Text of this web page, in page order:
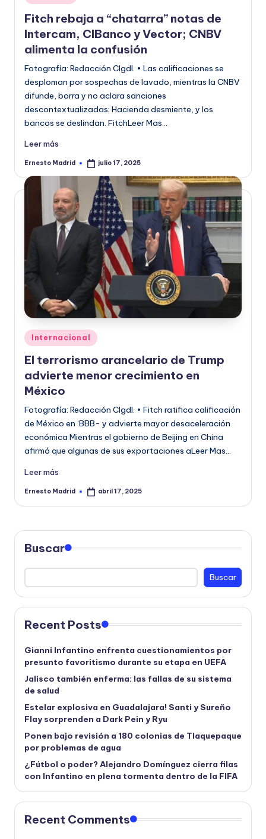
o
r
m
a
ti
v
a
en
Fitch rebaja a “chatarra” notas de
Intercam, CIBanco y Vector; CNBV
alimenta la confusión
Fotografía: Redacción CIgdl. • Las calificaciones se
desploman por sospechas de lavado, mientras la CNBV
difunde, borra y no aclara sanciones
descontextualizadas; Hacienda desmiente, y los
bancos se deslindan. FitchLeer Mas…
Leer más
Publicado
Ernesto Madrid julio 17, 2025
Publicado
en
Internacional
El terrorismo arancelario de Trump
advierte menor crecimiento en
México
Fotografía: Redacción CIgdl. • Fitch ratifica calificación
de México en ‘BBB- y advierte mayor desaceleración
económica Mientras el gobierno de Beijing en China
afirmó que algunas de sus exportaciones aLeer Mas…
Leer más
Publicado
Ernesto Madrid abril 17, 2025
Buscar
Buscar
Recent Posts
Gianni Infantino enfrenta cuestionamientos por
presunto favoritismo durante su etapa en UEFA
Jalisco también enferma: las fallas de su sistema
de salud
Estelar explosiva en Guadalajara! Santi y Sureño
Flay sorprenden a Dark Pein y Ryu
Ponen bajo revisión a 180 colonias de Tlaquepaque
por problemas de agua
¿Fútbol o poder? Alejandro Domínguez cierra filas
con Infantino en plena tormenta dentro de la FIFA
Recent Comments